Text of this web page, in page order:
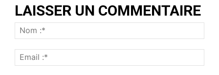
LAISSER UN COMMENTAIRE
o
:m